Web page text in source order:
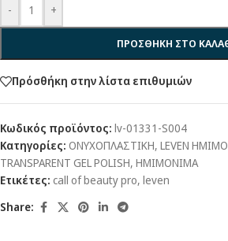
- +
ΠΡΟΣΘΗΚΗ ΣΤΟ
Πρόσθήκη στην λίστα επιθυμιών
Κωδικός προϊόντος: lv-01331-S004
Κατηγορίες: ΟΝΥΧΟΠΛΑΣΤΙΚΗ, LEVEN
TRANSPARENT GEL POLISH, ΗΜΙΜΟΝΙΜΑ
Ετικέτες: call of beauty pro, leven
Share: